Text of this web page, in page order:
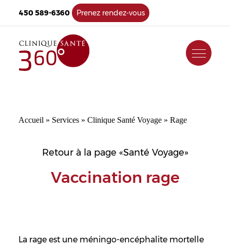
450 589-6360 Prenez rendez-vous
Accueil » Services » Clinique Santé Voyage » Rage
Retour à la page «Santé Voyage»
Vaccination rage
La rage est une méningo-encéphalite mortelle